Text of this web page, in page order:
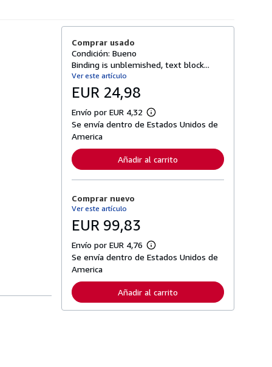
Comprar usado
Condición: Bueno
Binding is unblemished, text block...
Ver este artículo
EUR 24,98
Envío por EUR 4,32
M
á
f
o
r
s
o
b
e
l
a
Se envía dentro de Estados Unidos de
America
Añadir al carrito
Comprar nuevo
Ver este artículo
EUR 99,83
Envío por EUR 4,76
M
á
f
o
r
Se envía dentro de Estados Unidos de
America
Añadir al carrito